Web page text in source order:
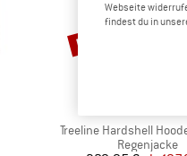
Artikel
Treeline Hardshell
Regenjacke
Rabatt
bis 40%
Webseite
findest du in